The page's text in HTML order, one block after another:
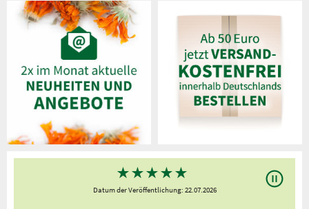
★★★★★
Datum der Veröffentlichung: 22.07.2026